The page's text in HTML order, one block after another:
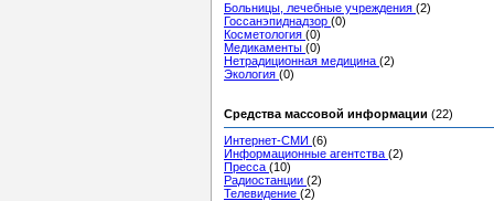
Больницы, лечебные учреждения (2)
Госсанэпиднадзор (0)
Косметология (0)
Медикаменты (0)
Нетрадиционная медицина (2)
Экология (0)
Средства массовой информации (22)
Интернет-СМИ (6)
Информационные агентства (2)
Пресса (10)
Радиостанции (2)
Телевидение (2)